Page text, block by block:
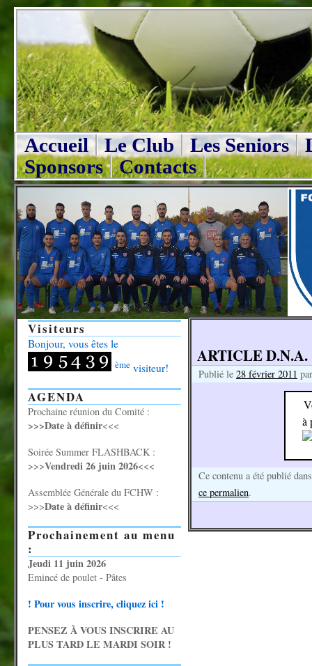
Accueil Le Club Les Seniors
Sponsors
Contacts
ARTICLE D.N.A.
Publié le 28 février 2011 par
à
Ce contenu a été publié
ce permalien.
Visiteurs
Bonjour, vous êtes le
ème visiteur!
AGENDA
Prochaine réunion du Comité :
>>>Date à définir<<<
Soirée Summer FLASHBACK :
>>>Vendredi 26 juin 2026<<<
Assemblée Générale du FCHW :
>>>Date à définir<<<
Prochainement au menu
:
Jeudi 11 juin 2026
Emincé de poulet - Pâtes
! Pour vous inscrire, cliquez ici !
PENSEZ À VOUS INSCRIRE AU
PLUS TARD LE MARDI SOIR !